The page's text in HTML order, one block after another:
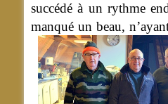
succédé à un rythme
manqué un beau,